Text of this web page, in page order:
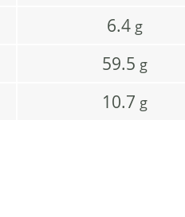
6.4 g
59.5 g
10.7 g